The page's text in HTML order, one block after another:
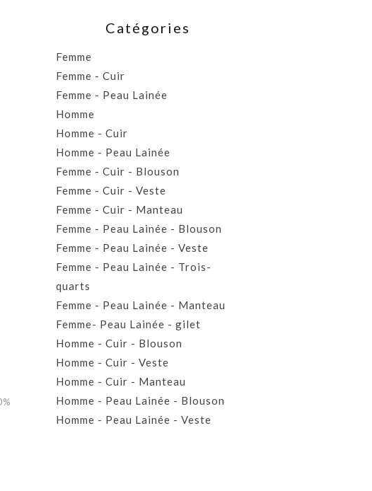
Catégories
Femme
Femme - Cuir
Femme - Peau Lainée
Homme
Homme - Cuir
Homme - Peau Lainée
Femme - Cuir - Blouson
Femme - Cuir - Veste
Femme - Cuir - Manteau
Femme - Peau Lainée - Blouson
Femme - Peau Lainée - Veste
Femme - Peau Lainée - Trois-
quarts
Femme - Peau Lainée - Manteau
Femme- Peau Lainée - gilet
Homme - Cuir - Blouson
Homme - Cuir - Veste
Homme - Cuir - Manteau
Homme - Peau Lainée - Blouson
Homme - Peau Lainée - Veste